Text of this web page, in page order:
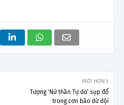
MỚI HƠN
Tượng 'Nữ thần Tự do' sụp đổ
trong cơn bão dữ dội